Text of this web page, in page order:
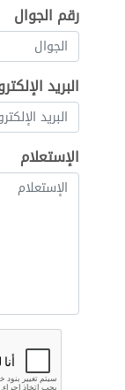
رقم الجوال
البريد
الإستعلام